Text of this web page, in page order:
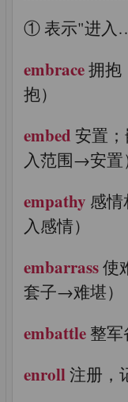
① 表示"进入
embrace拥抱
抱）
embed 安置
入范围→安置
empathy 感
入感情）
embarrass使
套子→难堪）
embattle 整军
enroll注册，